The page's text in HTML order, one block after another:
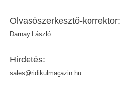
Olvasó­szerkesztő-korrektor:
Darnay László
Hirdetés:
sales@ridikulmagazin.hu